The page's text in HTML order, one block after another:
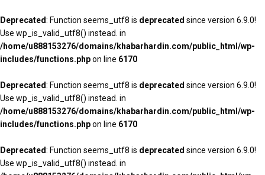
Deprecated: Function seems_utf8 is deprecated since version 6.9.0!
Use wp_is_valid_utf8() instead. in
/home/u888153276/domains/khabarhardin.com/public_html/wp-
includes/functions.phpon line 6170
Deprecated: Function seems_utf8 is deprecated since version 6.9.0!
Use wp_is_valid_utf8() instead. in
/home/u888153276/domains/khabarhardin.com/public_html/wp-
includes/functions.phpon line 6170
Deprecated: Function seems_utf8 is deprecated since version 6.9.0!
Use wp_is_valid_utf8() instead. in